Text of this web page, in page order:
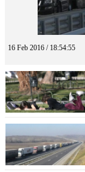
16 Feb 2016 / 18:54:55